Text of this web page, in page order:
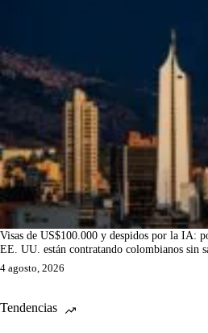
Visas de US$100.000 y despidos por la IA:
EE. UU. están contratando colombianos sin
4 agosto, 2026
Tendencias